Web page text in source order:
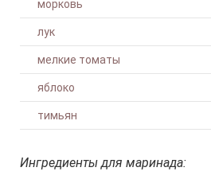
морковь
лук
мелкие томаты
яблоко
тимьян
Ингредиенты для маринада: